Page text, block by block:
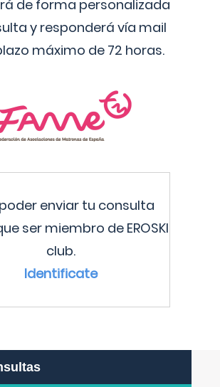
de forma personalizada
y responderá vía mail
máximo de 72 horas.
enviar tu consulta
ser miembro de EROSKI
club.
Identificate